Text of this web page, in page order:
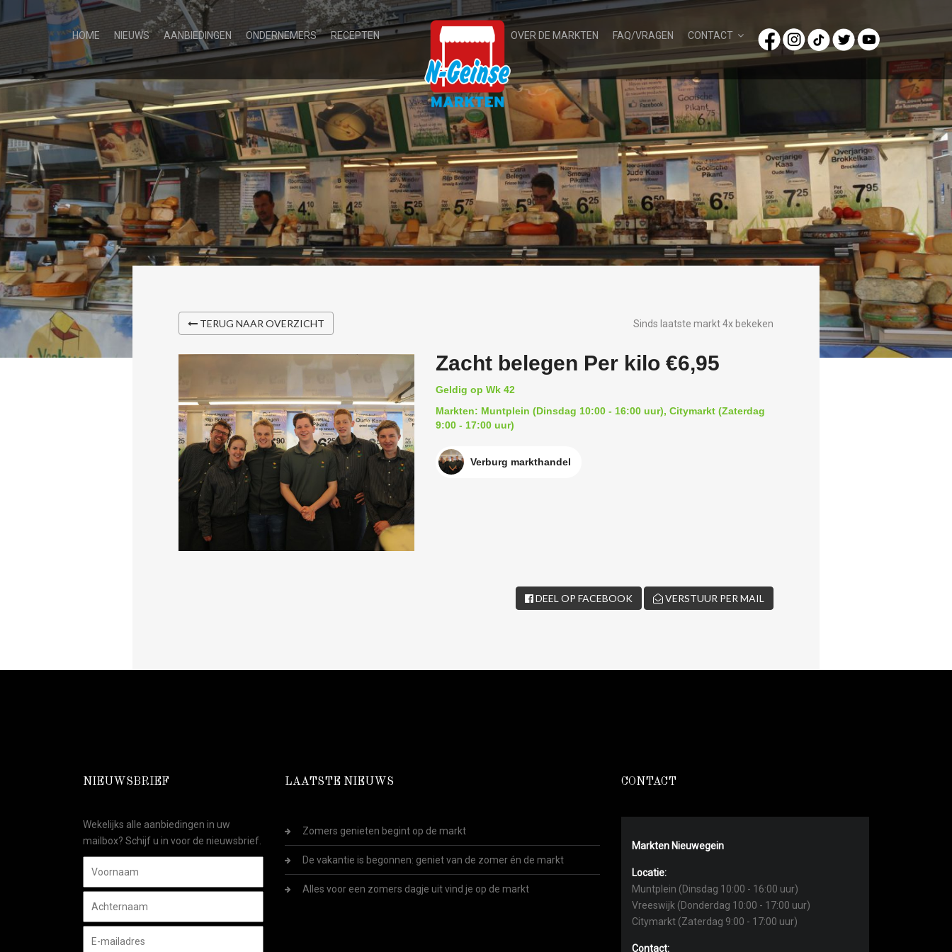
HOME NIEUWS AANBIEDINGEN ONDERNEMERS RECEPTEN OVER DE MARKTEN FAQ/VRAGEN CONTACT
TERUG NAAR OVERZICHT Sinds laatste markt 4x bekeken
Zacht belegen Per kilo €6,95
Geldig op Wk 42
Markten: Muntplein (Dinsdag 10:00 - 16:00 uur), Citymarkt (Zaterdag
9:00 - 17:00 uur)
Verburg markthandel
DEEL OP FACEBOOK VERSTUUR PER MAIL
NIEUWSBRIEF
Wekelijks alle aanbiedingen in uw
mailbox? Schijf u in voor de nieuwsbrief.
LAATSTE NIEUWS
Zomers genieten begint op de markt
De vakantie is begonnen: geniet van de zomer én de markt
Alles voor een zomers dagje uit vind je op de markt
CONTACT
Markten Nieuwegein
Locatie:
Muntplein (Dinsdag 10:00 - 16:00 uur)
Vreeswijk (Donderdag 10:00 - 17:00 uur)
Citymarkt (Zaterdag 9:00 - 17:00 uur)
Contact: